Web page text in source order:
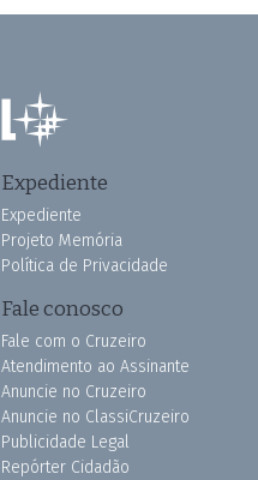
Expediente
Expediente
Projeto Memória
Política de Privacidade
Fale conosco
Fale com o Cruzeiro
Atendimento ao Assinante
Anuncie no Cruzeiro
Anuncie no ClassiCruzeiro
Publicidade Legal
Repórter Cidadão